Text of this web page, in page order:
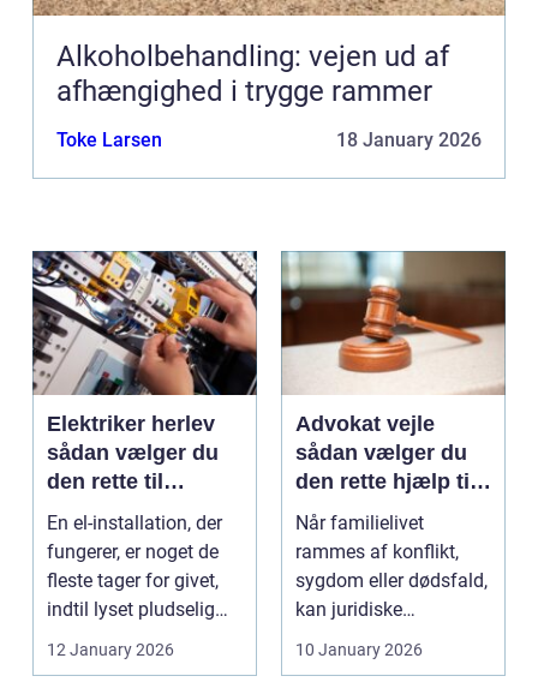
Alkoholbehandling: vejen ud af
afhængighed i trygge rammer
Toke Larsen 18 January 2026
Elektriker herlev
sådan vælger du
den rette til
opgaven
En el-installation, der
fungerer, er noget de
fleste tager for givet,
indtil lyset pludselig
går, el...
12 January 2026
Advokat vejle
sådan vælger du
den rette hjælp til
familien
Når familielivet
rammes af konflikt,
sygdom eller dødsfald,
kan juridiske
spørgsmål hurtigt
vokse si...
10 January 2026